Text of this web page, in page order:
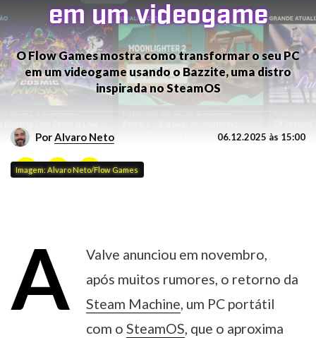
em um videogame
O Flow Games mostra como transformar o seu PC
em um videogame usando o Bazzite, uma distro
inspirada no SteamOS
PorAlvaro Neto 06.12.2025 às 15:00
Imagem: Alvaro Neto/Flow Games
A
Valve anunciou em novembro,
após muitos rumores, o retorno da
Steam Machine, um PC portátil
com oSteamOS, que o aproxima